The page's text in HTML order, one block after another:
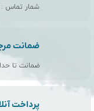
شمار تماس :
ضمانت
ضمانت تا حداکثر
پرداخت